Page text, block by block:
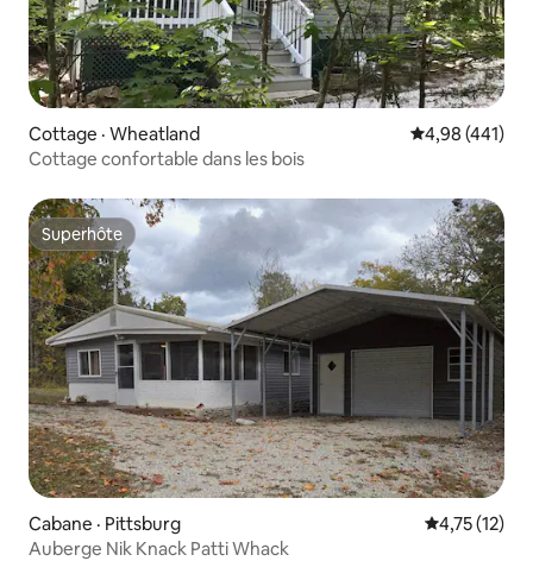
Cottage · Wheatland Note
4,98 (441)
Cottage confortable dans les bois
Superhôte
Superhôte
Cabane · Pittsburg Note
4,75 (12)
Auberge Nik Knack Patti Whack